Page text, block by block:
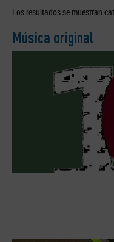
Los resultados se muestran
Música original